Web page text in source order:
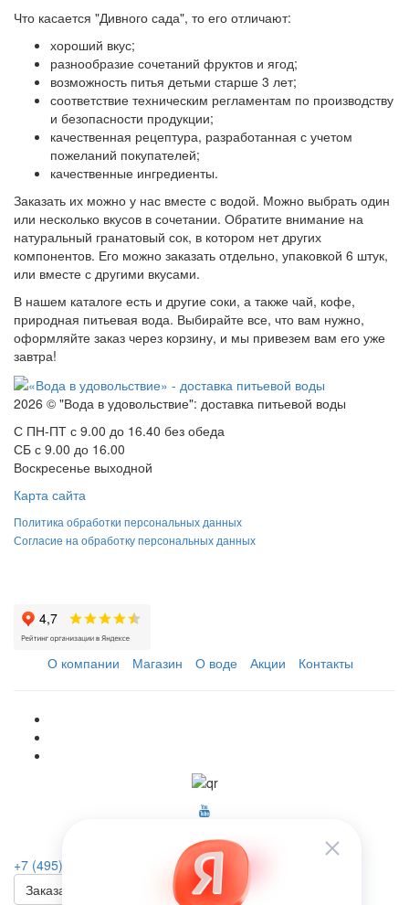
Что касается "Дивного сада", то его отличают:
хороший вкус;
разнообразие сочетаний фруктов и ягод;
возможность питья детьми старше 3 лет;
соответствие техническим регламентам по производству
и безопасности продукции;
качественная рецептура, разработанная с учетом
пожеланий покупателей;
качественные ингредиенты.
Заказать их можно у нас вместе с водой. Можно выбрать один
или несколько вкусов в сочетании. Обратите внимание на
натуральный гранатовый сок, в котором нет других
компонентов. Его можно заказать отдельно, упаковкой 6 штук,
или вместе с другими вкусами.
В нашем каталоге есть и другие соки, а также чай, кофе,
природная питьевая вода. Выбирайте все, что вам нужно,
оформляйте заказ через корзину, и мы привезем вам его уже
завтра!
2026 © "Вода в удовольствие": доставка питьевой воды
С ПН-ПТ с 9.00 до 16.40 без обеда
СБ с 9.00 до 16.00
Воскресенье выходной
Карта сайта
Политика обработки персональных данных
Согласие на обработку персональных данных
О компании Магазин О воде Акции Контакты
+7 (495) 223-46-26
Заказать звонок